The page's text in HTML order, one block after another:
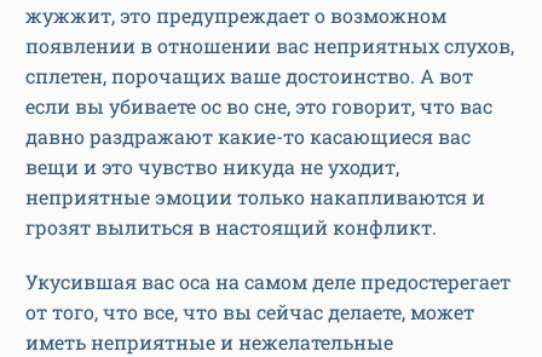
жужжит, это предупреждает о возможном
появлении в отношении вас неприятных слухов,
сплетен, порочащих ваше достоинство. А вот
если вы убиваете ос во сне, это говорит, что вас
давно раздражают какие-то касающиеся вас
вещи и это чувство никуда не уходит,
неприятные эмоции только накапливаются и
грозят вылиться в настоящий конфликт.
Укусившая вас оса на самом деле предостерегает
от того, что все, что вы сейчас делаете, может
иметь неприятные и нежелательные